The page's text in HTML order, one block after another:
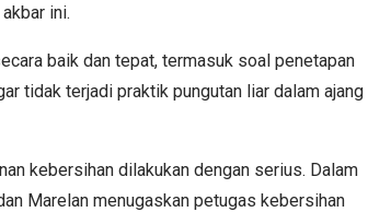
ini.
baik dan tepat, termasuk soal penetapan
tidak terjadi praktik pungutan liar dalam ajang
kebersihan dilakukan dengan serius. Dalam
Marelan menugaskan petugas kebersihan